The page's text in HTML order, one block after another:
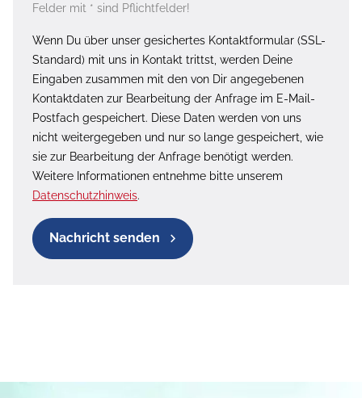
Felder mit * sind Pflichtfelder!
Wenn Du über unser gesichertes Kontaktformular (SSL-
Standard) mit uns in Kontakt trittst, werden Deine
Eingaben zusammen mit den von Dir angegebenen
Kontaktdaten zur Bearbeitung der Anfrage im E-Mail-
Postfach gespeichert. Diese Daten werden von uns
nicht weitergegeben und nur so lange gespeichert, wie
sie zur Bearbeitung der Anfrage benötigt werden.
Weitere Informationen entnehme bitte unserem
Datenschutzhinweis.
Nachricht senden